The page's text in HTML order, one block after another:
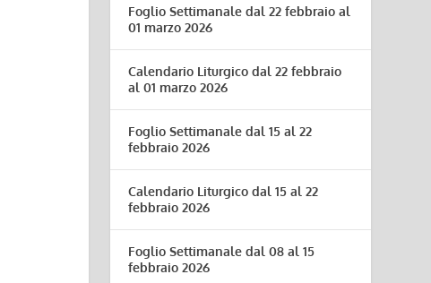
Foglio Settimanale dal 22 febbraio al
01 marzo 2026
Calendario Liturgico dal 22 febbraio
al 01 marzo 2026
Foglio Settimanale dal 15 al 22
febbraio 2026
Calendario Liturgico dal 15 al 22
febbraio 2026
Foglio Settimanale dal 08 al 15
febbraio 2026